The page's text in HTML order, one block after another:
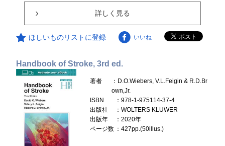
詳しく見る
ほしいものリストに登録 いいね
Handbook of Stroke, 3rd ed.
著者
：D.O.Wiebers, V.L.Feigin & R.D.Br
own,Jr.
ISBN
：978-1-975114-37-4
出版社
：WOLTERS KLUWER
出版年
：2020年
ページ数 ：427pp.(50illus.)